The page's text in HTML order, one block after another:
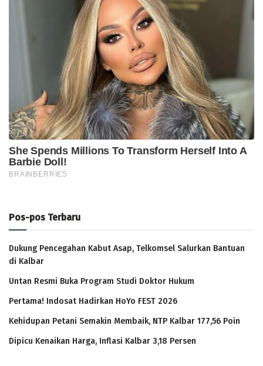
Pos-pos Terbaru
Dukung Pencegahan Kabut Asap, Telkomsel Salurkan Bantuan
di Kalbar
Untan Resmi Buka Program Studi Doktor Hukum
Pertama! Indosat Hadirkan HoYo FEST 2026
Kehidupan Petani Semakin Membaik, NTP Kalbar 177,56 Poin
Dipicu Kenaikan Harga, Inflasi Kalbar 3,18 Persen